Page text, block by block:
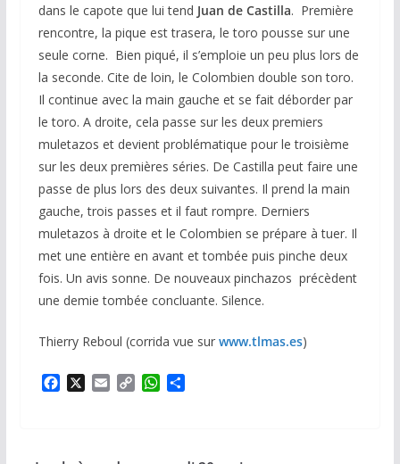
dans le capote que lui tend Juan de Castilla. Première
rencontre, la pique est trasera, le toro pousse sur une
seule corne. Bien piqué, il s’emploie un peu plus lors de
la seconde. Cite de loin, le Colombien double son toro.
Il continue avec la main gauche et se fait déborder par
le toro. A droite, cela passe sur les deux premiers
muletazos et devient problématique pour le troisième
sur les deux premières séries. De Castilla peut faire une
passe de plus lors des deux suivantes. Il prend la main
gauche, trois passes et il faut rompre. Derniers
muletazos à droite et le Colombien se prépare à tuer. Il
met une entière en avant et tombée puis pinche deux
fois. Un avis sonne. De nouveaux pinchazos précèdent
une demie tombée concluante. Silence.
Thierry Reboul (corrida vue sur www.tlmas.es)
W